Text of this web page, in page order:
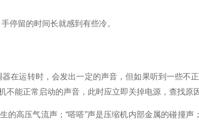
停留的时间长就感到有些冷。
器在运转时，会发出一定的声音，但如果听到一些不
不能正常启动的声音，此时应立即关掉电源，查找原因
的高压气流声； “嗒嗒”声是压缩机内部金属的碰撞声；